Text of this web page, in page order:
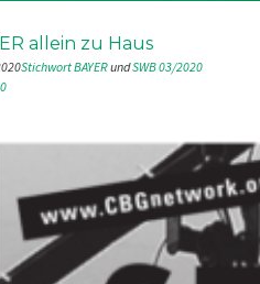
allein zu Haus
Stichwort BAYER und SWB 03/2020